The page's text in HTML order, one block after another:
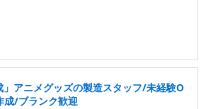
」アニメグッズの製造スタッフ/未経験O
成/ブランク歓迎